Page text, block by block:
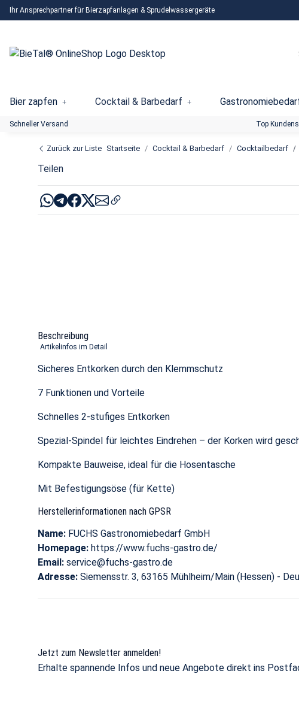
Ihr Ansprechpartner für Bierzapfanlagen & Sprudelwassergeräte
Bier zapfen Cocktail & Barbedarf
Schneller Versand Top
Zurück zur Liste Startseite Cocktail & Barbedarf Cocktailbedarf
Teilen
Beschreibung
Artikelinfos im Detail
Sicheres Entkorken durch den Klemmschutz
7 Funktionen und Vorteile
Schnelles 2-stufiges Entkorken
Spezial-Spindel für leichtes Eindrehen – der Korken wird
Kompakte Bauweise, ideal für die Hosentasche
Mit Befestigungsöse (für Kette)
Herstellerinformationen nach GPSR
Name: FUCHS Gastronomiebedarf GmbH
Homepage: https://www.fuchs-gastro.de/
Email: service@fuchs-gastro.de
Adresse: Siemensstr. 3, 63165 Mühlheim/Main (Hessen) -
Jetzt zum Newsletter anmelden!
Erhalte spannende Infos und neue Angebote direkt ins